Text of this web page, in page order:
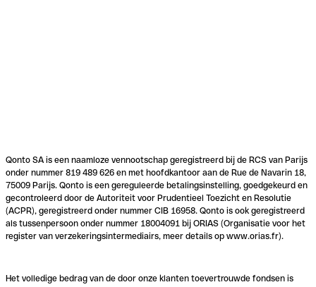
Qonto SA is een naamloze vennootschap geregistreerd bij de RCS van Parijs
onder nummer 819 489 626 en met hoofdkantoor aan de Rue de Navarin 18,
75009 Parijs. Qonto is een gereguleerde betalingsinstelling, goedgekeurd en
gecontroleerd door de Autoriteit voor Prudentieel Toezicht en Resolutie
(ACPR), geregistreerd onder nummer CIB 16958. Qonto is ook geregistreerd
als tussenpersoon onder nummer 18004091 bij ORIAS (Organisatie voor het
register van verzekeringsintermediairs, meer details op www.orias.fr).
Het volledige bedrag van de door onze klanten toevertrouwde fondsen is